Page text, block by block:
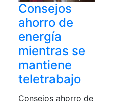
Consejos
ahorro de
energía
mientras se
mantiene
teletrabajo
Consejos ahorro de